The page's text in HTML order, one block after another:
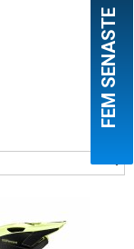
FEM SENASTE